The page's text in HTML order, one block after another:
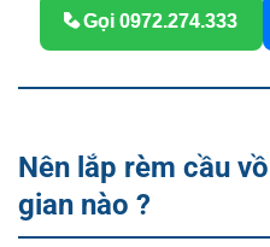
Gọi 0972.274.333
Nên lắp rèm cầu
gian nào ?